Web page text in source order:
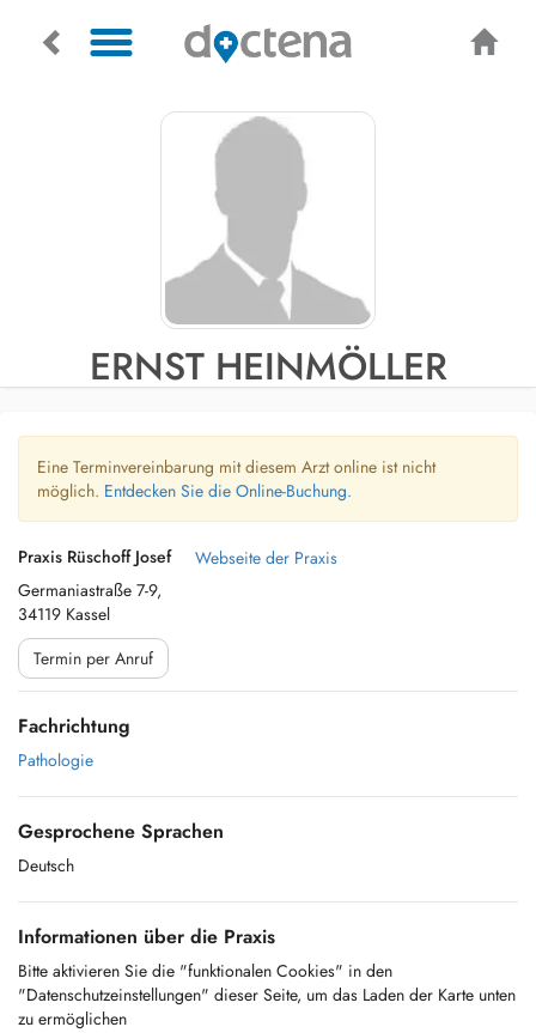
ERNST HEINMÖLLER
Eine Terminvereinbarung mit diesem Arzt online ist nicht
möglich. Entdecken Sie die Online-Buchung.
Praxis Rüschoff Josef
Germaniastraße 7-9,
34119 Kassel
Webseite der Praxis
Termin per Anruf
Fachrichtung
Pathologie
Gesprochene Sprachen
Deutsch
Informationen über die Praxis
Bitte aktivieren Sie die "funktionalen Cookies" in den
"Datenschutzeinstellungen" dieser Seite, um das Laden der Karte unten
zu ermöglichen